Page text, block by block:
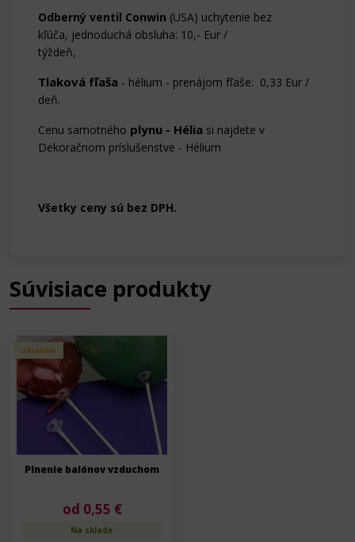
Odberný ventil Conwin (USA) uchytenie bez
kľúča, jednoduchá obsluha: 10,- Eur /
týždeň,
Tlaková fľaša - hélium - prenájom fľaše: 0,33 Eur /
deň.
Cenu samotného plynu - Hélia si najdete v
Dekoračnom príslušenstve - Hélium
Všetky ceny sú bez DPH.
Súvisiace produkty
Skladom
Plnenie balónov vzduchom
od 0,55 €
Na sklade